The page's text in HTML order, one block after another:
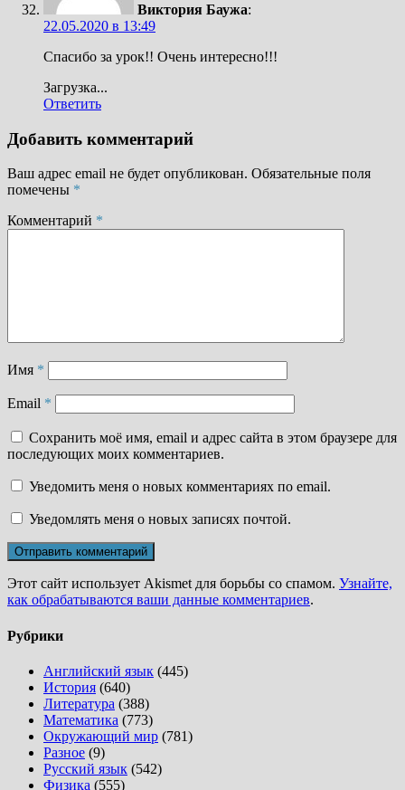
Виктория Баужа:
22.05.2020 в 13:49
Спасибо за урок!! Очень интересно!!!
Загрузка...
Ответить
Добавить комментарий
Ваш адрес email не будет опубликован. Обязательные поля
помечены *
Комментарий *
Имя *
Email *
Сохранить моё имя, email и адрес сайта в этом браузере для
последующих моих комментариев.
Уведомить меня о новых комментариях по email.
Уведомлять меня о новых записях почтой.
Этот сайт использует Akismet для борьбы со спамом. Узнайте,
как обрабатываются ваши данные комментариев.
Рубрики
Английский язык (445)
История (640)
Литература (388)
Математика (773)
Окружающий мир (781)
Разное (9)
Русский язык (542)
Физика (555)